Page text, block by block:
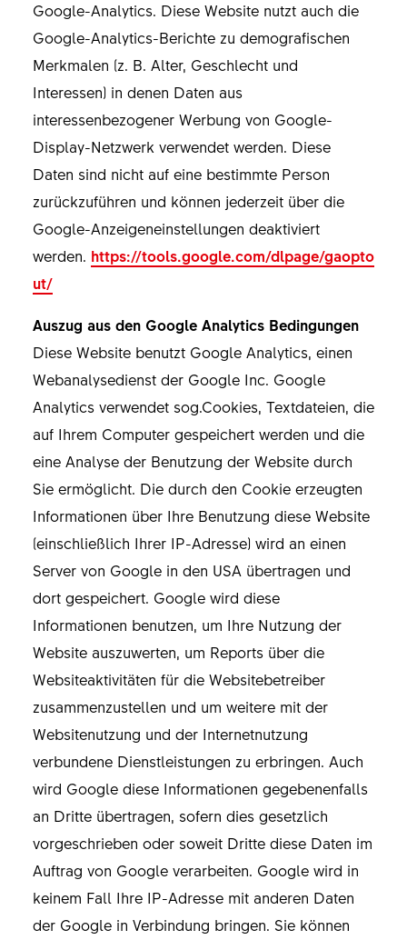
Google-Analytics. Diese Website nutzt auch die
Google-Analytics-Berichte zu demografischen
Merkmalen (z. B. Alter, Geschlecht und
Interessen) in denen Daten aus
interessenbezogener Werbung von Google-
Display-Netzwerk verwendet werden. Diese
Daten sind nicht auf eine bestimmte Person
zurückzuführen und können jederzeit über die
Google-Anzeigeneinstellungen deaktiviert
werden. https://tools.google.com/dlpage/gaopto
ut/
Auszug aus den Google Analytics Bedingungen
Diese Website benutzt Google Analytics, einen
Webanalysedienst der Google Inc. Google
Analytics verwendet sog.Cookies, Textdateien, die
auf Ihrem Computer gespeichert werden und die
eine Analyse der Benutzung der Website durch
Sie ermöglicht. Die durch den Cookie erzeugten
Informationen über Ihre Benutzung diese Website
(einschließlich Ihrer IP-Adresse) wird an einen
Server von Google in den USA übertragen und
dort gespeichert. Google wird diese
Informationen benutzen, um Ihre Nutzung der
Website auszuwerten, um Reports über die
Websiteaktivitäten für die Websitebetreiber
zusammenzustellen und um weitere mit der
Websitenutzung und der Internetnutzung
verbundene Dienstleistungen zu erbringen. Auch
wird Google diese Informationen gegebenenfalls
an Dritte übertragen, sofern dies gesetzlich
vorgeschrieben oder soweit Dritte diese Daten im
Auftrag von Google verarbeiten. Google wird in
keinem Fall Ihre IP-Adresse mit anderen Daten
der Google in Verbindung bringen. Sie können